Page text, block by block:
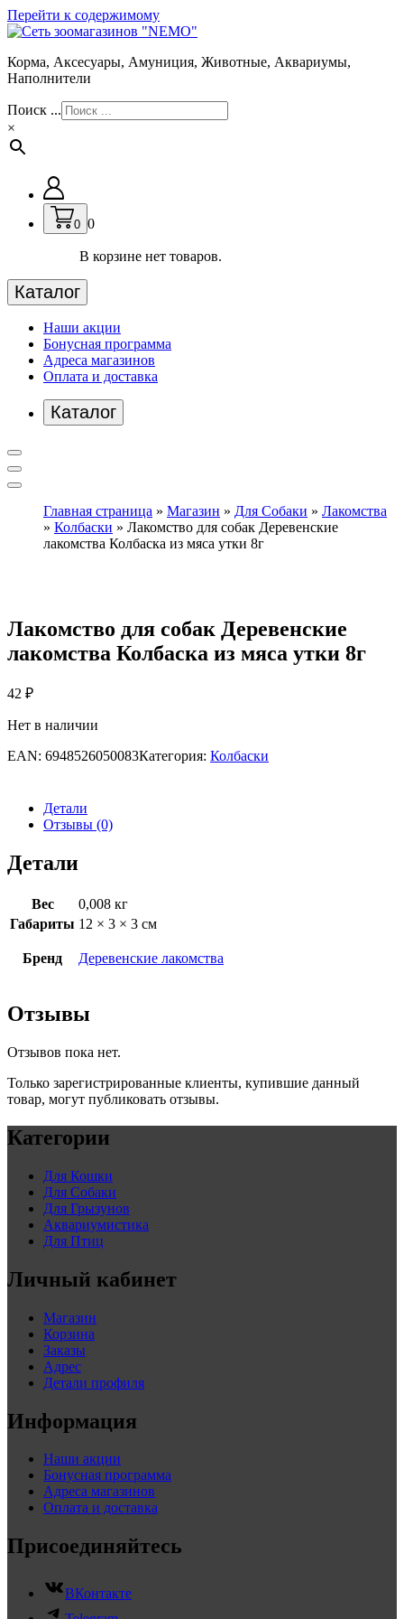
Перейти к содержимому
Корма, Аксесуары, Амуниция, Животные, Аквариумы,
Наполнители
Поиск ...
×
0 0
В корзине нет товаров.
Каталог
Наши акции
Бонусная программа
Адреса магазинов
Оплата и доставка
Каталог
Главная страница » Магазин » Для Собаки » Лакомства
» Колбаски » Лакомство для собак Деревенские
лакомства Колбаска из мяса утки 8г
Лакомство для собак Деревенские
лакомства Колбаска из мяса утки 8г
42 ₽
Нет в наличии
EAN: 6948526050083Категория: Колбаски
Детали
Отзывы (0)
Детали
Вес
0,008 кг
Габариты 12 × 3 × 3 см
Бренд Деревенские лакомства
Отзывы
Отзывов пока нет.
Только зарегистрированные клиенты, купившие данный
товар, могут публиковать отзывы.
Категории
Для Кошки
Для Собаки
Для Грызунов
Аквариумистика
Для Птиц
Личный кабинет
Магазин
Корзина
Заказы
Адрес
Детали профиля
Информация
Наши акции
Бонусная программа
Адреса магазинов
Оплата и доставка
Присоединяйтесь
ВКонтакте